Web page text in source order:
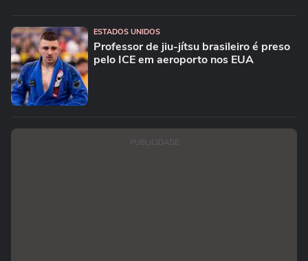
ESTADOS UNIDOS
Professor de jiu-jítsu brasileiro é preso
pelo ICE em aeroporto nos EUA
PUBLICIDADE